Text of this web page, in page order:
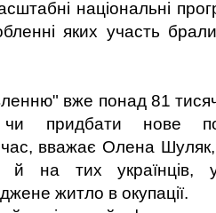
національні
яких участь брали
вже понад 81
чи придбати нове
вважає Олена Шуляк,
й на тих українців,
житло в окупації.